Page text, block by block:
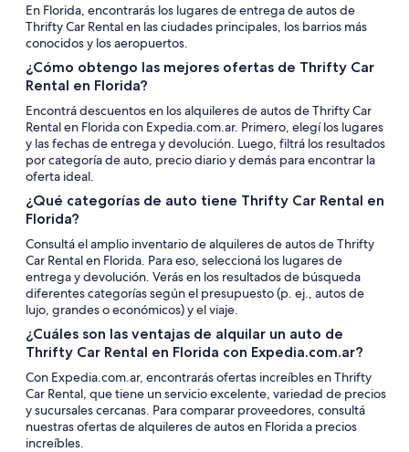
En Florida, encontrarás los lugares de entrega de autos de
Thrifty Car Rental en las ciudades principales, los barrios más
conocidos y los aeropuertos.
¿Cómo obtengo las mejores ofertas de Thrifty Car
Rental en Florida?
Encontrá descuentos en los alquileres de autos de Thrifty Car
Rental en Florida con Expedia.com.ar. Primero, elegí los lugares
y las fechas de entrega y devolución. Luego, filtrá los resultados
por categoría de auto, precio diario y demás para encontrar la
oferta ideal.
¿Qué categorías de auto tiene Thrifty Car Rental en
Florida?
Consultá el amplio inventario de alquileres de autos de Thrifty
Car Rental en Florida. Para eso, seleccioná los lugares de
entrega y devolución. Verás en los resultados de búsqueda
diferentes categorías según el presupuesto (p. ej., autos de
lujo, grandes o económicos) y el viaje.
¿Cuáles son las ventajas de alquilar un auto de
Thrifty Car Rental en Florida con Expedia.com.ar?
Con Expedia.com.ar, encontrarás ofertas increíbles en Thrifty
Car Rental, que tiene un servicio excelente, variedad de precios
y sucursales cercanas. Para comparar proveedores, consultá
nuestras ofertas de alquileres de autos en Florida a precios
increíbles.